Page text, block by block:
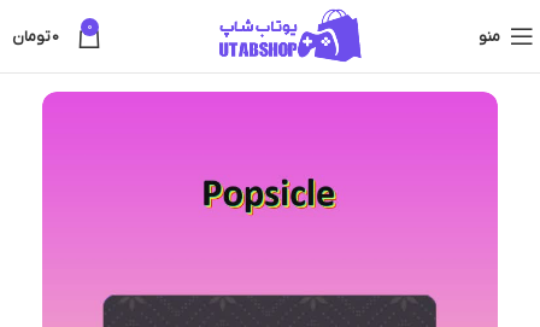
منو 0
0تومان